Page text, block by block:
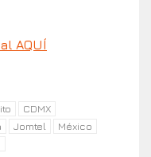
AQUÍ
CDMX
Jomtel
México